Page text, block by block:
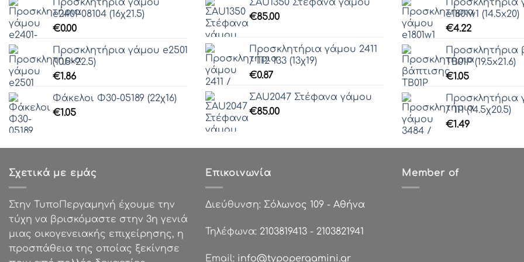
Προσκλητήρια γάμου
e2401-08104 (16χ21.5)
€0.00
Προσκλητήρια γάμου e2501
(10.5×22.5)
€1.86
Φάκελοι Φ30-05189 (22χ16)
€1.05
ΣAU1350 Στέφανα γάμου
€85.00
Προσκλητήρια γάμου 2411
/ Π2 133 (13χ19)
€0.87
ΣAU2047 Στέφανα γάμου
€85.00
Προσκλητήρια
e1801w1 (14.5x20)
€4.22
Προσκλητήρια
ΤΒ01Ρ (19.5x21.6)
€1.05
Προσκλητήρια
/ 111 (14.5χ20.5)
€1.49
Σχετικά με εμάς
Στην ΤυποΠεργαμηνή έχουμε την
τύχη να βρισκόμαστε στην 3η γενιά
μιας οικογενειακής επιχείρησης, η
προσπάθεια της οποίας ξεκίνησε
Επικοινωνία
Διεύθυνση: Σόλωνος 109 - Αθήνα
Τηλέφωνα: 2103819413 - 2103821941
Email: info@typopergamini.gr
Member of